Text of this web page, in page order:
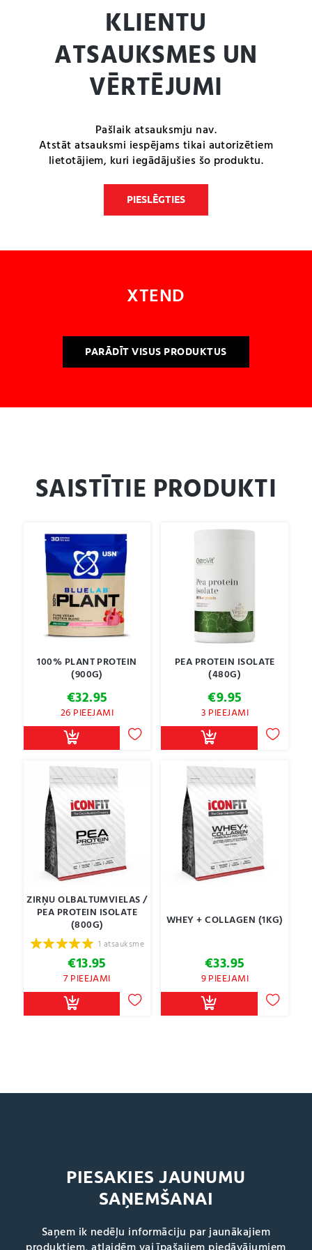
KLIENTU
ATSAUKSMES UN
VĒRTĒJUMI
Pašlaik atsauksmju nav.
Atstāt atsauksmi iespējams tikai autorizētiem
lietotājiem, kuri iegādājušies šo produktu.
PIESLĒGTIES
XTEND
PARĀDĪT VISUS PRODUKTUS
SAISTĪTIE PRODUKTI
100% PLANT PROTEIN
(900G)
€32.95
26 PIEEJAMI
PEA PROTEIN ISOLATE
(480G)
€9.95
3 PIEEJAMI
ZIRŅU OLBALTUMVIELAS /
PEA PROTEIN ISOLATE
(800G)
1 atsauksme
€13.95
7 PIEEJAMI
WHEY + COLLAGEN (1KG)
€33.95
9 PIEEJAMI
PIESAKIES JAUNUMU
SAŅEMŠANAI
Saņem ik nedēļu informāciju par jaunākajiem